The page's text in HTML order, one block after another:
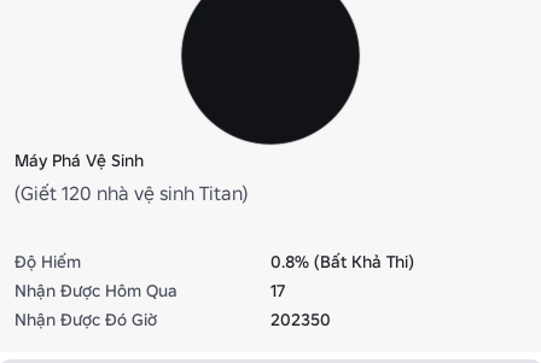
Máy Phá Vệ Sinh
(Giết 120 nhà vệ sinh Titan)
Độ Hiếm
0.8% (Bất Khả Thi)
Nhận Được Hôm Qua
17
Nhận Được Đó Giờ
202350